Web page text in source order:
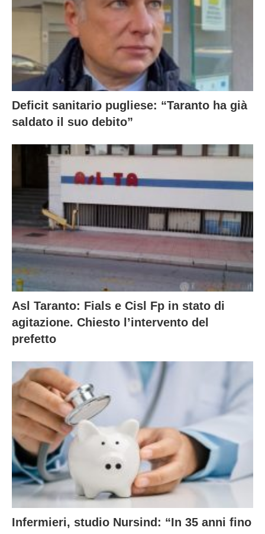
Deficit sanitario pugliese: “Taranto ha già
saldato il suo debito”
Asl Taranto: Fials e Cisl Fp in stato di
agitazione. Chiesto l’intervento del
prefetto
Infermieri, studio Nursind: “In 35 anni fino